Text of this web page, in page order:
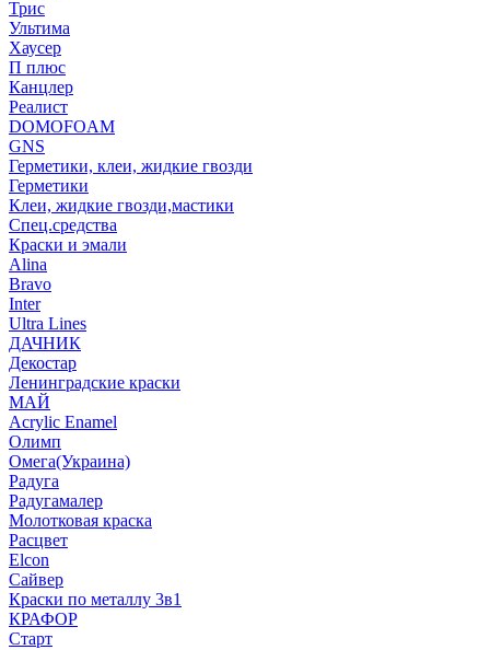
Трис
Ультима
Хаусер
П плюс
Канцлер
Реалист
DOMOFOAM
GNS
Герметики, клеи, жидкие гвозди
Герметики
Клеи, жидкие гвозди,мастики
Спец.средства
Краски и эмали
Alina
Bravo
Inter
Ultra Lines
ДАЧНИК
Декостар
Ленинградские краски
МАЙ
Acrylic Enamel
Олимп
Омега(Украина)
Радуга
Радугамалер
Молотковая краска
Расцвет
Elcon
Сайвер
Краски по металлу 3в1
КРАФОР
Старт